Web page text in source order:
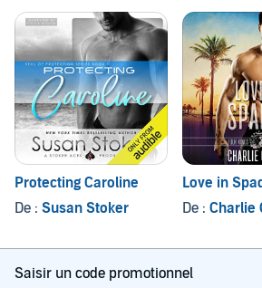
Protecting Caroline
De : Susan Stoker
Love in
De : Charlie
Saisir un code promotionnel